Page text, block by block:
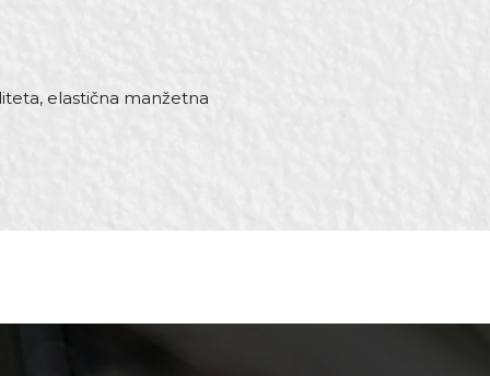
elastična manžetna
Keramičari,